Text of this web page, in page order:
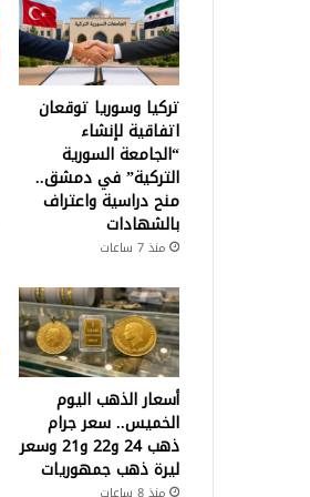
تركيا وسوريا توقعان
اتفاقية لإنشاء
“الجامعة السورية
التركية” في دمشق..
منح دراسية واعتراف
بالشهادات
منذ 7 ساعات
أسعار الذهب اليوم
الخميس.. سعر جرام
ذهب 24 و22 و21 وسعر
ليرة ذهب جمهوريات